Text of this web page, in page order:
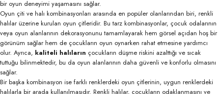
bir oyun deneyimi yaşamasını sağlar.
Oyun çiti ve halı kombinasyonları arasında en popüler olanlarından biri, renkli
halılar üzerine kurulan oyun çitleridir. Bu tarz kombinasyonlar, çocuk odalarının
veya oyun alanlarının dekorasyonunu tamamlayarak hem görsel açıdan hoş bir
görünüm sağlar hem de çocukların oyun oynarken rahat etmesine yardımcı
olur. Ayrıca, kaliteli halıların çocukların düşme riskini azalttığı ve sıcak
tuttuğu bilinmektedir, bu da oyun alanlarının daha güvenli ve konforlu olmasını
sağlar.
Bir başka kombinasyon ise farklı renklerdeki oyun çitlerinin, uygun renklerdeki
halılarla bir arada kullanılmasıdır. Renkli halılar, çocukların odaklanmasını ve